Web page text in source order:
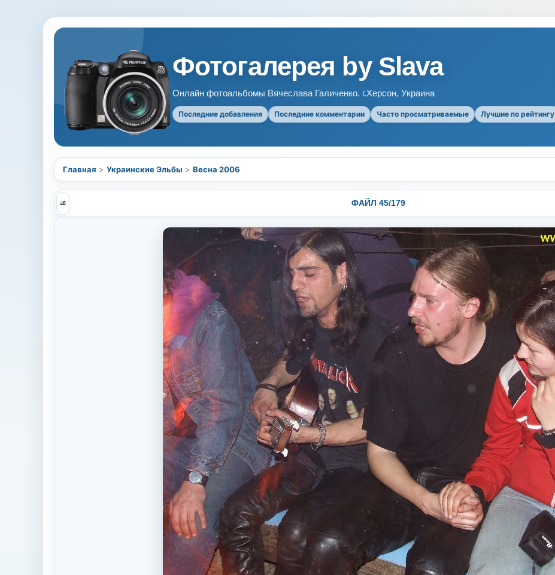
Фотогалерея by Slava
Онлайн фотоальбомы Вячеслава Галиченко. г.Херсон, Украина
Последние добавления Последние комментарии Часто просматриваемые Лучшие по рейтингу
Главная > Украинские Эльбы > Весна 2006
ФАЙЛ 45/179